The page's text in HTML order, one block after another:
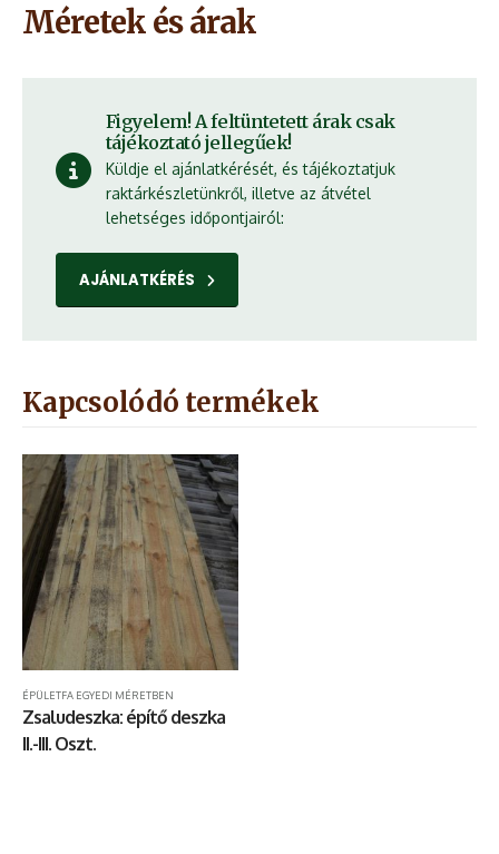
Méretek és árak
Figyelem! A feltüntetett árak csak
tájékoztató jellegűek!
Küldje el ajánlatkérését, és tájékoztatjuk
raktárkészletünkről, illetve az átvétel
lehetséges időpontjairól:
AJÁNLATKÉRÉS
Kapcsolódó termékek
ÉPÜLETFA EGYEDI MÉRETBEN
Zsaludeszka: építő deszka
II.-III. Oszt.